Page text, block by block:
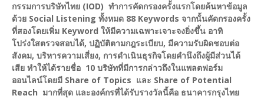
กรรมการบริษัทไทย (IOD) ทำการคัดกรองครั้งแรกโดยค้นหาข้อมูล
ด้วย Social Listening ทั้งหมด 88 Keywords จากนั้นคัดกรองครั้ง
ที่สองโดยเพิ่ม Keyword ให้มีความเฉพาะเจาะจงยิ่งขึ้น อาทิ
โปร่งใสตรวจสอบได้, ปฏิบัติตามกฎระเบียบ, มีความรับผิดชอบต่อ
สังคม, บริหารความเสี่ยง, การดำเนินธุรกิจโดยคำนึงถึงผู้มีส่วนได้
เสีย ทำให้ได้รายชื่อ 10 บริษัทที่มีการกล่าวถึงในแพลตฟอร์ม
ออนไลน์โดยมี Share of Topics และ Share of Potential
Reach มากที่สุด และองค์กรที่ได้รับรางวัลนี้คือ ธนาคารกรุงไทย